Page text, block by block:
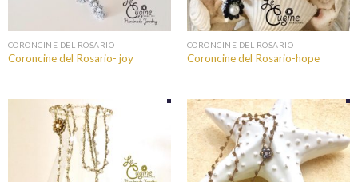
CORONCINE DEL ROSARIO
Coroncine del Rosario- joy
CORONCINE DEL ROSARIO
Coroncine del Rosario-hope